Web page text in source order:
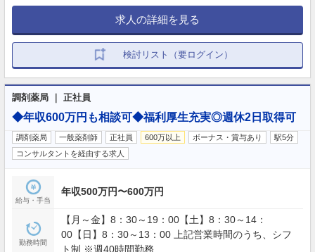
求人の詳細を見る
検討リスト（要ログイン）
調剤薬局 ｜ 正社員
◆年収600万円も相談可◆福利厚生充実◎週休2日取得可
調剤薬局 一般薬剤師 正社員 600万以上 ボーナス・賞与あり
駅5分
コンサルタントを経由する求人
給与・手当
年収500万円〜600万円
勤務時間
【月～金】8：30～19：00【土】8：30～14：
00【日】8：30～13：00 上記営業時間のうち、シフ
ト制 ※週40時間勤務